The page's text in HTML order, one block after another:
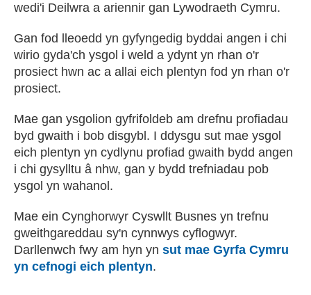
wedi'i Deilwra a ariennir gan Lywodraeth Cymru.
Gan fod lleoedd yn gyfyngedig byddai angen i chi
wirio gyda'ch ysgol i weld a ydynt yn rhan o'r
prosiect hwn ac a allai eich plentyn fod yn rhan o'r
prosiect.
Mae gan ysgolion gyfrifoldeb am drefnu profiadau
byd gwaith i bob disgybl. I ddysgu sut mae ysgol
eich plentyn yn cydlynu profiad gwaith bydd angen
i chi gysylltu â nhw, gan y bydd trefniadau pob
ysgol yn wahanol.
Mae ein Cynghorwyr Cyswllt Busnes yn trefnu
gweithgareddau sy'n cynnwys cyflogwyr.
Darllenwch fwy am hyn yn sut mae Gyrfa Cymru
yn cefnogi eich plentyn.